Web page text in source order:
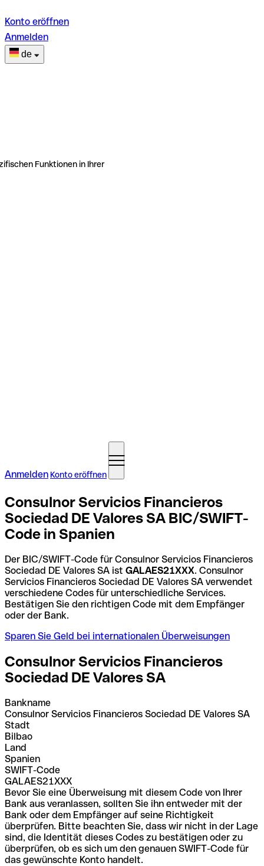
Konto eröffnen
Anmelden
de
Funktionen in Ihrer
Anmelden Konto eröffnen
Consulnor Servicios Financieros
Sociedad DE Valores SA BIC/SWIFT-
Code in Spanien
Der BIC/SWIFT-Code für Consulnor Servicios Financieros
Sociedad DE Valores SA ist GALAES21XXX. Consulnor
Servicios Financieros Sociedad DE Valores SA verwendet
verschiedene Codes für unterschiedliche Services.
Bestätigen Sie den richtigen Code mit dem Empfänger
oder der Bank.
Sparen Sie Geld bei internationalen Überweisungen
Consulnor Servicios Financieros
Sociedad DE Valores SA
Bankname
Consulnor Servicios Financieros Sociedad DE Valores SA
Stadt
Bilbao
Land
Spanien
SWIFT-Code
GALAES21XXX
Bevor Sie eine Überweisung mit diesem Code von Ihrer
Bank aus veranlassen, sollten Sie ihn entweder mit der
Bank oder dem Empfänger auf seine Richtigkeit
überprüfen. Bitte beachten Sie, dass wir nicht in der Lage
sind, die Identität dieses Codes zu bestätigen oder zu
überprüfen, ob es sich um den genauen SWIFT-Code für
das gewünschte Konto handelt.